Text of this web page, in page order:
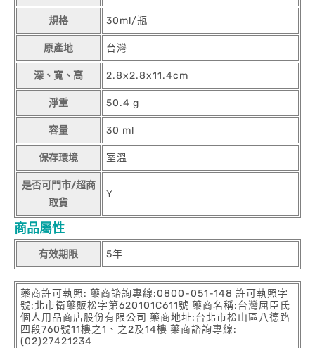
規格 30ml/瓶
原產地 台灣
深、寬、高 2.8x2.8x11.4cm
淨重 50.4 g
容量 30 ml
保存環境 室溫
是否可門市/超商
取貨
Y
商品屬性
有效期限 5年
藥商許可執照: 藥商諮詢專線:0800-051-148 許可執照字
號:北市衛藥販松字第620101C611號 藥商名稱:台灣屈臣氏
個人用品商店股份有限公司 藥商地址:台北市松山區八德路
四段760號11樓之1、之2及14樓 藥商諮詢專線:
(02)27421234